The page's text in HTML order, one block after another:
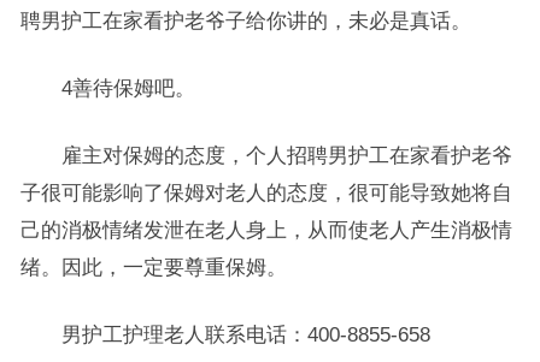
聘男护工在家看护老爷子给你讲的，未必是真话。
4善待保姆吧。
雇主对保姆的态度，个人招聘男护工在家看护老爷
子很可能影响了保姆对老人的态度，很可能导致她将自
己的消极情绪发泄在老人身上，从而使老人产生消极情
绪。因此，一定要尊重保姆。
男护工护理老人联系电话：400-8855-658